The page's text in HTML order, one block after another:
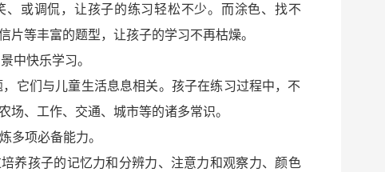
或调侃，让孩子的练习轻松不少。而涂色、找不
片等丰富的题型，让孩子的学习不再枯燥。
中快乐学习。
它们与儿童生活息息相关。孩子在练习过程中，不
场、工作、交通、城市等的诸多常识。
多项必备能力。
养孩子的记忆力和分辨力、注意力和观察力、颜色